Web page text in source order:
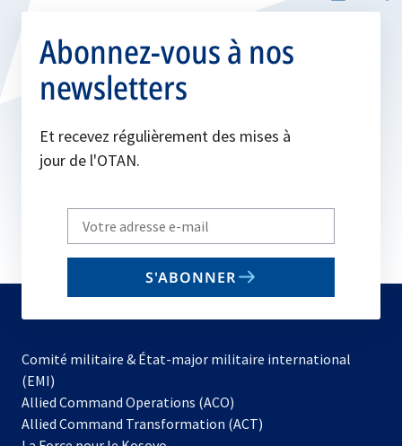
Abonnez-vous à nos
newsletters
Et recevez régulièrement des mises à
jour de l'OTAN.
Write
your
email
S'ABONNER
Comité militaire & État-major militaire international
(EMI)
Allied Command Operations (ACO)
dans
Allied Command Transformation (ACT)